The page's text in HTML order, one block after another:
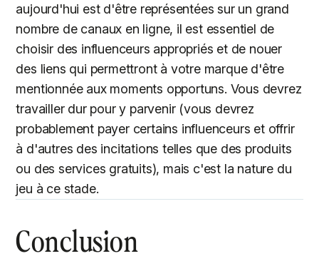
aujourd'hui est d'être représentées sur un grand
nombre de canaux en ligne, il est essentiel de
choisir des influenceurs appropriés et de nouer
des liens qui permettront à votre marque d'être
mentionnée aux moments opportuns. Vous devrez
travailler dur pour y parvenir (vous devrez
probablement payer certains influenceurs et offrir
à d'autres des incitations telles que des produits
ou des services gratuits), mais c'est la nature du
jeu à ce stade.
Conclusion